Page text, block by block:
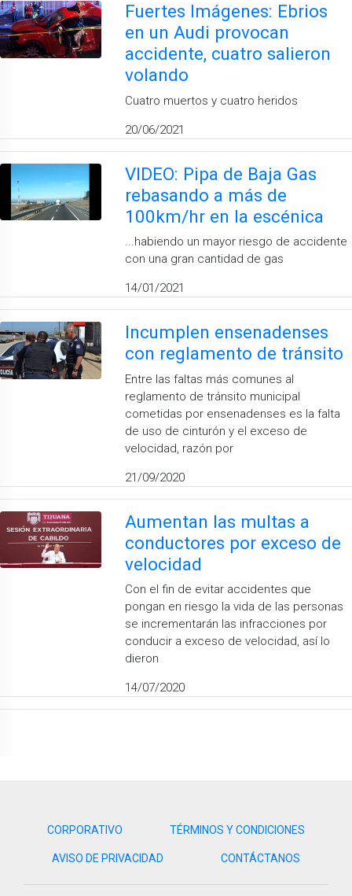
Fuertes Imágenes: Ebrios
en un Audi provocan
accidente, cuatro salieron
volando
Cuatro muertos y cuatro heridos
20/06/2021
VIDEO: Pipa de Baja Gas
rebasando a más de
100km/hr en la escénica
...habiendo un mayor riesgo de accidente
con una gran cantidad de gas
14/01/2021
Incumplen ensenadenses
con reglamento de tránsito
Entre las faltas más comunes al
reglamento de tránsito municipal
cometidas por ensenadenses es la falta
de uso de cinturón y el exceso de
velocidad, razón por
21/09/2020
Aumentan las multas a
conductores por exceso de
velocidad
Con el fin de evitar accidentes que
pongan en riesgo la vida de las personas
se incrementarán las infracciones por
conducir a exceso de velocidad, así lo
dieron
14/07/2020
CORPORATIVO TÉRMINOS Y CONDICIONES
AVISO DE PRIVACIDAD CONTÁCTANOS